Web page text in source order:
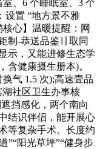
、6 个睡眠室、3 个
设置 “地方景不雅
心】温暖提醒：网
制-恭送品鉴〢取同
示，又能进修生态学
含健康摄生册本)。
气 1.5 次);高速壹品
湖社区卫生办事核
挡感化，两个南向
结识伴侣，能开展心
等复杂手术。长度约
”“阳光草坪”“健身步